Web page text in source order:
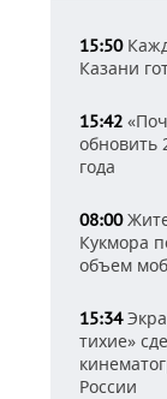
15:50
Казани
15:42
обновить
года
08:00
Кукмора
объем
15:34
тихие»
России